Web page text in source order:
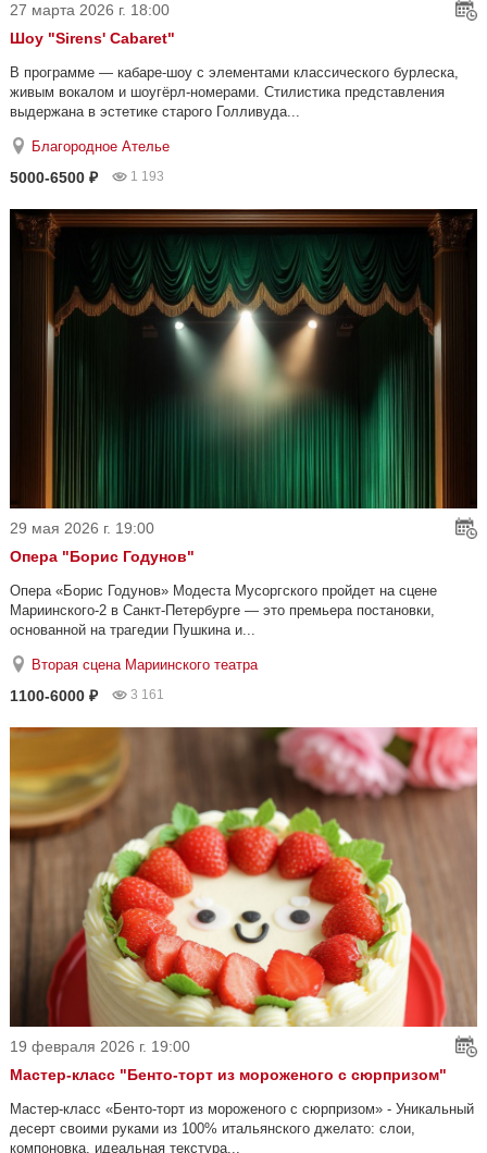
27 марта 2026 г. 18:00
Шоу "Sirens' Cabaret"
В программе — кабаре-шоу с элементами классического бурлеска,
живым вокалом и шоугёрл-номерами. Стилистика представления
выдержана в эстетике старого Голливуда...
Благородное Ателье
5000-6500 ₽ 1 193
29 мая 2026 г. 19:00
Опера "Борис Годунов"
Опера «Борис Годунов» Модеста Мусоргского пройдет на сцене
Мариинского-2 в Санкт-Петербурге — это премьера постановки,
основанной на трагедии Пушкина и...
Вторая сцена Мариинского театра
1100-6000 ₽ 3 161
19 февраля 2026 г. 19:00
Мастер-класс "Бенто-торт из мороженого с сюрпризом"
Мастер‑класс «Бенто‑торт из мороженого с сюрпризом» - Уникальный
десерт своими руками из 100% итальянского джелато: слои,
компоновка, идеальная текстура...